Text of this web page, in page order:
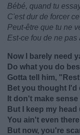
Bébé, quand tu
C'est dur de forcer
Peut-être que tu ne
Est-ce fou de ne
Now I barely need
Do what you do
Gotta tell him,
Bet you thought I'd
It don't make sense
But I keep my
You ain't even
But now, you're